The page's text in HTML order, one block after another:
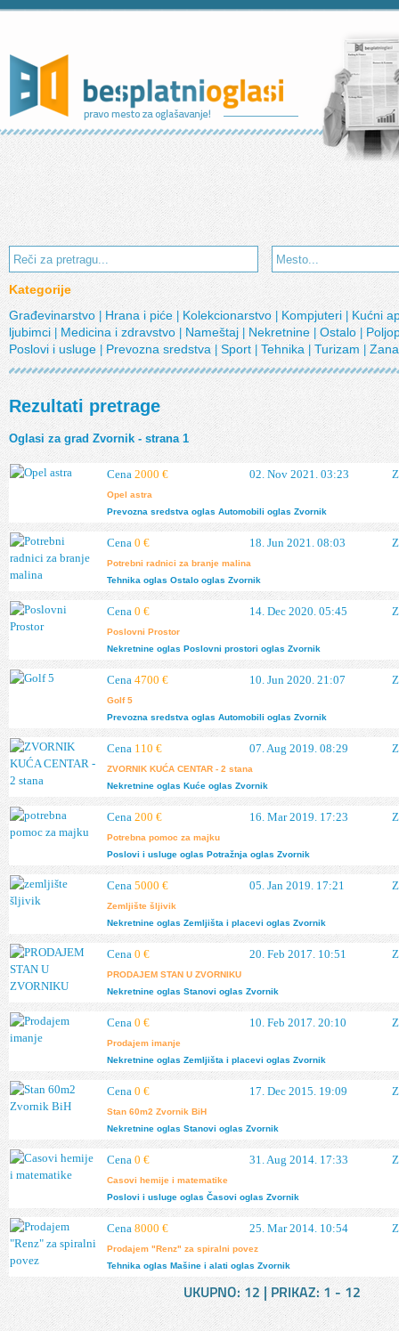
Kategorije
Građevinarstvo| Hrana i piće Kolekcionarstvo Kompjuteri | Kućni
ljubimci |Medicina i zdravstvo Nameštaj | Nekretnine Ostalo
Poslovi i usluge | Prevozna sredstva |Sport Tehnika Turizam
Rezultati pretrage
Oglasi za grad Zvornik - strana 1
Cena 2000 € 02. Nov 2021. 03:23
Opel astra
Prevozna sredstva oglas Automobili oglas Zvornik
Cena 0 € 18. Jun 2021. 08:03
Potrebni radnici za branje malina
Tehnika oglas Ostalo oglas Zvornik
Cena 0 € 14. Dec 2020. 05:45
Poslovni Prostor
Nekretnine oglas Poslovni prostori oglas Zvornik
Cena 4700 € 10. Jun 2020. 21:07
Golf 5
Prevozna sredstva oglas Automobili oglas Zvornik
Cena 110 € 07. Aug 2019. 08:29
ZVORNIK KUĆA CENTAR - 2 stana
Nekretnine oglas Kuće oglas Zvornik
Cena 200 € 16. Mar 2019. 17:23
potrebna pomoc za majku
Poslovi i usluge oglas Potražnja oglas Zvornik
Cena 5000 € 05. Jan 2019. 17:21
zemljište šljivik
Nekretnine oglas Zemljišta i placevi oglas Zvornik
Cena 0 € 20. Feb 2017. 10:51
PRODAJEM STAN U ZVORNIKU
Nekretnine oglas Stanovi oglas Zvornik
Cena 0 € 10. Feb 2017. 20:10
Prodajem imanje
Nekretnine oglas Zemljišta i placevi oglas Zvornik
Cena 0 € 17. Dec 2015. 19:09
Stan 60m2 Zvornik BiH
Nekretnine oglas Stanovi oglas Zvornik
Cena 0 € 31. Aug 2014. 17:33
Casovi hemije i matematike
Poslovi i usluge oglas Časovi oglas Zvornik
Cena 8000 € 25. Mar 2014. 10:54
Prodajem "Renz" za spiralni povez
Tehnika oglas Mašine i alati oglas Zvornik
UKUPNO:12 | PRIKAZ: 1 - 12